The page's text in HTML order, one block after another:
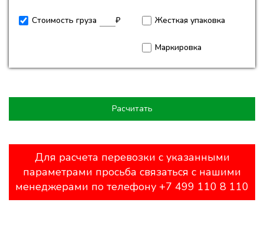
Стоимость груза ₽ Жесткая упаковка
Маркировка
Расчитать
Для расчета перевозки с указанными
параметрами просьба связаться с нашими
менеджерами по телефону +7 499 110 8 110